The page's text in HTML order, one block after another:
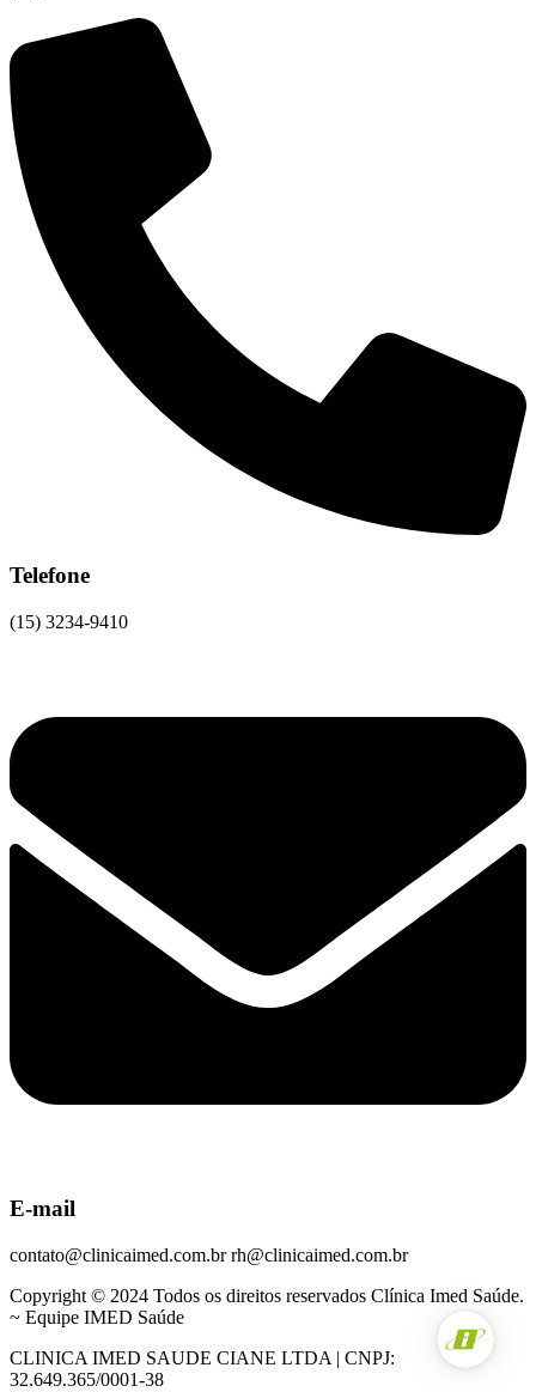
Telefone
(15) 3234-9410
E-mail
contato@clinicaimed.com.br rh@clinicaimed.com.br
Copyright © 2024 Todos os direitos reservados Clínica Imed Saúde.
~ Equipe IMED Saúde
CLINICA IMED SAUDE CIANE LTDA | CNPJ:
32.649.365/0001-38